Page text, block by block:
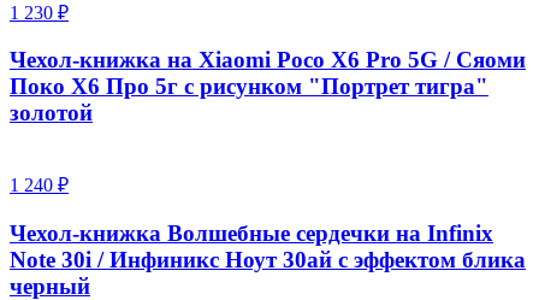
1 230 ₽
Чехол-книжка на Xiaomi Poco X6 Pro 5G / Сяоми
Поко Х6 Про 5г с рисунком "Портрет тигра"
золотой
1 240 ₽
Чехол-книжка Волшебные сердечки на Infinix
Note 30i / Инфиникс Ноут 30ай с эффектом блика
черный